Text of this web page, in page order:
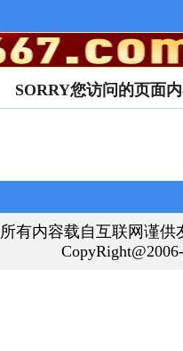
SORRY您访问的页面
所有内容载自互联网谨供